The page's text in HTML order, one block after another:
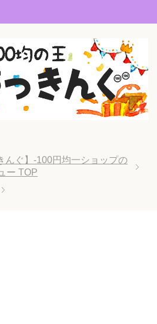
んぐ】-100円均一ショップの
ー TOP